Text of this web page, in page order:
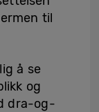
til
å se
og
dra-og-